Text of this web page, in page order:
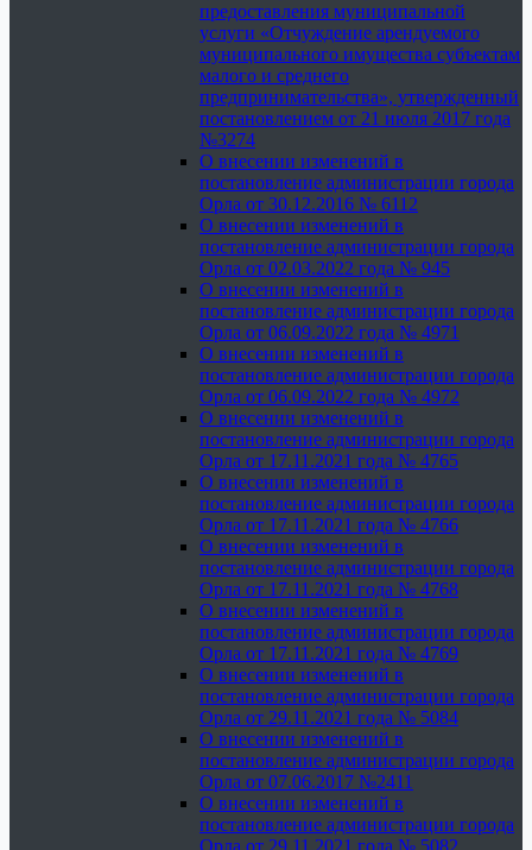
предоставления муниципальной
услуги «Отчуждение арендуемого
муниципального имущества субъектам
малого и среднего
предпринимательства», утвержденный
постановлением от 21 июля 2017 года
№3274
О внесении изменений в
постановление администрации города
Орла от 30.12.2016 № 6112
О внесении изменений в
постановление администрации города
Орла от 02.03.2022 года № 945
О внесении изменений в
постановление администрации города
Орла от 06.09.2022 года № 4971
О внесении изменений в
постановление администрации города
Орла от 06.09.2022 года № 4972
О внесении изменений в
постановление администрации города
Орла от 17.11.2021 года № 4765
О внесении изменений в
постановление администрации города
Орла от 17.11.2021 года № 4766
О внесении изменений в
постановление администрации города
Орла от 17.11.2021 года № 4768
О внесении изменений в
постановление администрации города
Орла от 17.11.2021 года № 4769
О внесении изменений в
постановление администрации города
Орла от 29.11.2021 года № 5084
О внесении изменений в
постановление администрации города
Орла от 07.06.2017 №2411
О внесении изменений в
постановление администрации города
Орла от 29.11.2021 года № 5082